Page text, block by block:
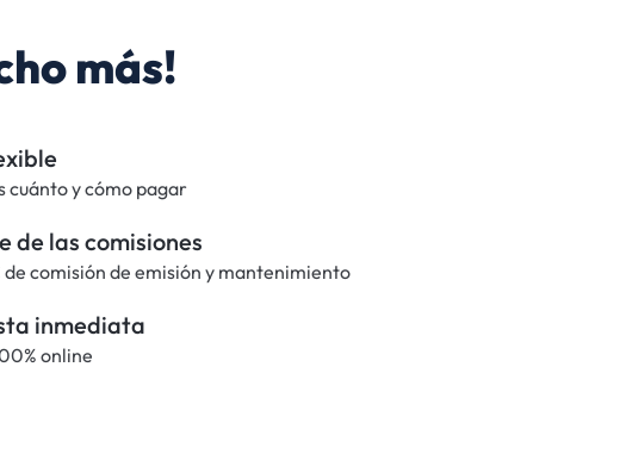
más!
cuánto y cómo pagar
de las comisiones
comisión de emisión y mantenimiento
inmediata
online